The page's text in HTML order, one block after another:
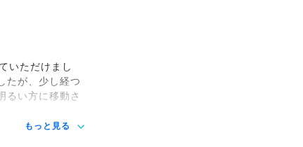
いただけまし
たが、少し経つ
るい方に移動さ
もっと見る